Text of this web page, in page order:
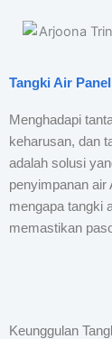
Tangki Air
Menghadapi
keharusan, dan
adalah solusi
penyimpanan air
mengapa tangki
memastikan
Keunggulan